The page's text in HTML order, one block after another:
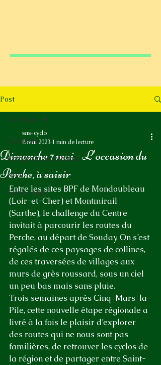
Post
All Posts
Catégorie non définie
FFCT
Sorties club
All Posts
Dimanche 7 mai - L'occasion du
Perche, à saisir
sas-cyclo
8 mai 2023 1 min de lecture
Entre les sites BPF de Mondoubleau
(Loir-et-Cher) et Montmirail
(Sarthe), le challenge du Centre
invitait à parcourir les routes du
Perche, au départ de Souday. On s’est
régalés de ces paysages de collines,
de ces traversées de villages aux
murs de grès roussard, sous un ciel
un peu bas mais sans pluie.
Trois semaines après Cinq-Mars-la-
Pile, cette nouvelle étape régionale a
livré à la fois le plaisir d’explorer
des routes qui ne nous sont pas
familières, de retrouver les cyclos de
la région et de partager entre Saint-